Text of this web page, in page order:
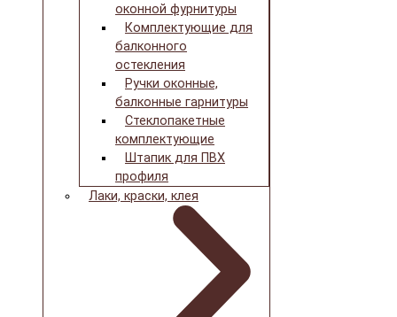
оконной фурнитуры
Комплектующие для
балконного
остекления
Ручки оконные,
балконные гарнитуры
Стеклопакетные
комплектующие
Штапик для ПВХ
профиля
Лаки, краски, клея